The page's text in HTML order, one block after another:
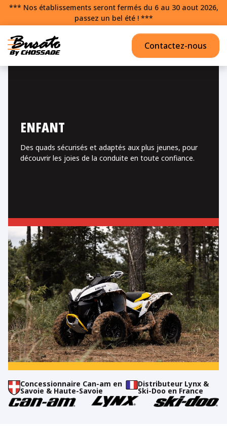
*** Nos établissements seront fermés du 6 au 30 aout 2026,
passez un bel été ! ***
Contactez-nous
ENFANT
Des quads sécurisés et adaptés aux plus jeunes, pour
découvrir les joies de la conduite en toute confiance.
Concessionnaire Can-am en
Savoie & Haute-Savoie
Distributeur Lynx &
Ski-Doo en France